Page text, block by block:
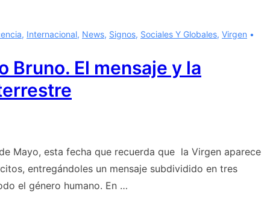
, Internacional, News, Signos, Sociales Y Globales, Virgen
Bruno. El mensaje y la
Mayo, esta fecha que recuerda que la Virgen aparece
entregándoles un mensaje subdividido en tres
el género humano. En …